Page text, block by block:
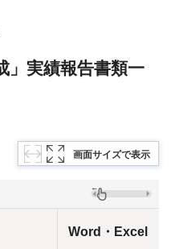
」実績報告書類一
画面サイズで表示
Word・Excel